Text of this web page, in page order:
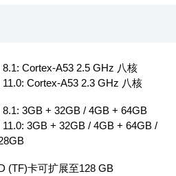
8.1: Cortex-A53 2.5 GHz 八核
11.0: Cortex-A53 2.3 GHz 八核
8.1: 3GB + 32GB / 4GB + 64GB
11.0: 3GB + 32GB / 4GB + 64GB /
(TF)卡可扩展至128 GB